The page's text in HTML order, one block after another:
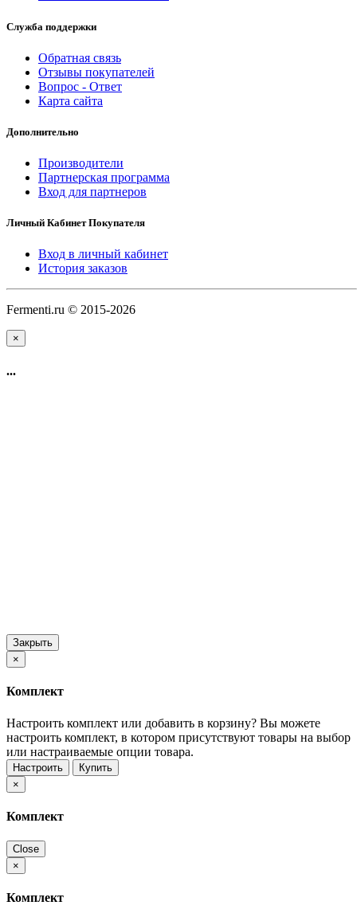
Служба поддержки
Обратная связь
Отзывы покупателей
Вопрос - Ответ
Карта сайта
Дополнительно
Производители
Партнерская программа
Вход для партнеров
Личный Кабинет Покупателя
Вход в личный кабинет
История заказов
Fermenti.ru © 2015-2026
×
...
Закрыть
×
Комплект
Настроить комплект или добавить в корзину? Вы можете
настроить комплект, в котором присутствуют товары на выбор
или настраиваемые опции товара.
Настроить
Купить
×
Комплект
Close
×
Комплект